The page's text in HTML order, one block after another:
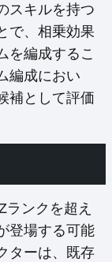
スキルを持つ
で、相乗効果
を編成するこ
編成におい
補として評価
ランクを超え
登場する可能
ターは、既存